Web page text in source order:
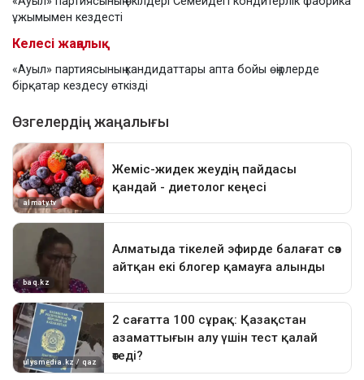
ұжымымен кездесті
Келесі жаңалық
«Ауыл» партиясының кандидаттары апта бойы өңірлерде
бірқатар кездесу өткізді